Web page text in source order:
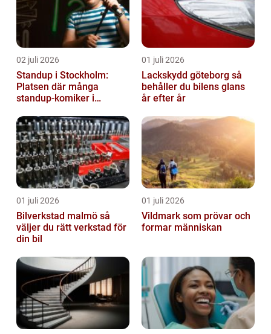
02 juli 2026
Standup i Stockholm:
Platsen där många
standup-komiker i
01 juli 2026
Lackskydd göteborg så
behåller du bilens glans
år efter år
01 juli 2026
Bilverkstad malmö så
väljer du rätt verkstad för
din bil
01 juli 2026
Vildmark som prövar och
formar människan